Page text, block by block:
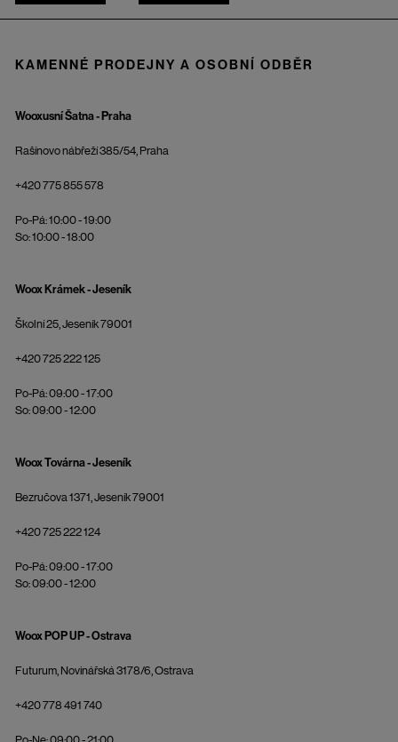
KAMENNÉ PRODEJNY A OSOBNÍ ODBĚR
Wooxusní Šatna - Praha
Rašínovo nábřeží 385/54, Praha
+420 775 855 578
Po-Pá: 10:00 - 19:00
So: 10:00 - 18:00
Woox Krámek - Jeseník
Školní 25, Jeseník 79001
+420 725 222 125
Po-Pá: 09:00 - 17:00
So: 09:00 - 12:00
Woox Továrna - Jeseník
Bezručova 1371, Jeseník 79001
+420 725 222 124
Po-Pá: 09:00 - 17:00
So: 09:00 - 12:00
Woox POP UP - Ostrava
Futurum, Novinářská 3178/6, Ostrava
+420 778 491 740